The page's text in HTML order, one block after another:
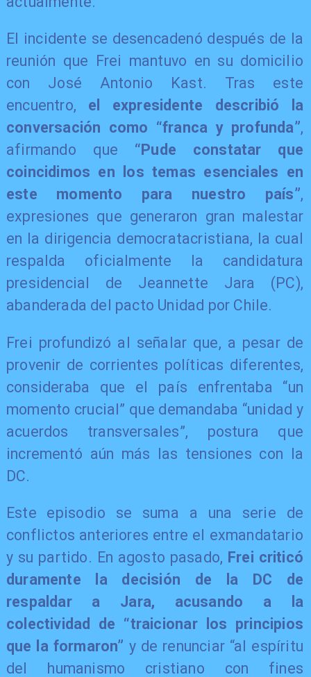
El incidente se desencadenó después de la
reunión que Frei mantuvo en su domicilio
con José Antonio Kast. Tras este
encuentro, el expresidente describió la
conversación como “franca y profunda”,
afirmando que “Pude constatar que
coincidimos en los temas esenciales en
este momento para nuestro país”,
expresiones que generaron gran malestar
en la dirigencia democratacristiana, la cual
respalda oficialmente la candidatura
presidencial de Jeannette Jara (PC),
abanderada del pacto Unidad por Chile.
Frei profundizó al señalar que, a pesar de
provenir de corrientes políticas diferentes,
consideraba que el país enfrentaba “un
momento crucial” que demandaba “unidad y
acuerdos transversales”, postura que
incrementó aún más las tensiones con la
DC.
Este episodio se suma a una serie de
conflictos anteriores entre el exmandatario
y su partido. En agosto pasado, Frei criticó
duramente la decisión de la DC de
respaldar a Jara, acusando a la
colectividad de “traicionar los principios
que la formaron” y de renunciar “al espíritu
del humanismo cristiano con fines